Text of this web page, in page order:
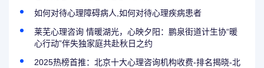
如何对待心理障碍病人,如何对待心理疾病患者
莱芜心理咨询 情暖湖光，心映夕阳：鹏泉街道计生协“暖
心行动”伴失独家庭共赴秋日之约
2025热榜首推：北京十大心理咨询机构收费-排名揭晓-北